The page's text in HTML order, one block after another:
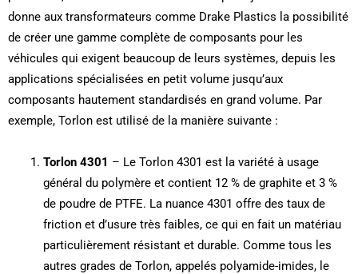
donne aux transformateurs comme Drake Plastics la possibilité
de créer une gamme complète de composants pour les
véhicules qui exigent beaucoup de leurs systèmes, depuis les
applications spécialisées en petit volume jusqu’aux
composants hautement standardisés en grand volume. Par
exemple, Torlon est utilisé de la manière suivante :
Torlon 4301 – Le Torlon 4301 est la variété à usage
général du polymère et contient 12 % de graphite et 3 %
de poudre de PTFE. La nuance 4301 offre des taux de
friction et d’usure très faibles, ce qui en fait un matériau
particulièrement résistant et durable. Comme tous les
autres grades de Torlon, appelés polyamide-imides, le